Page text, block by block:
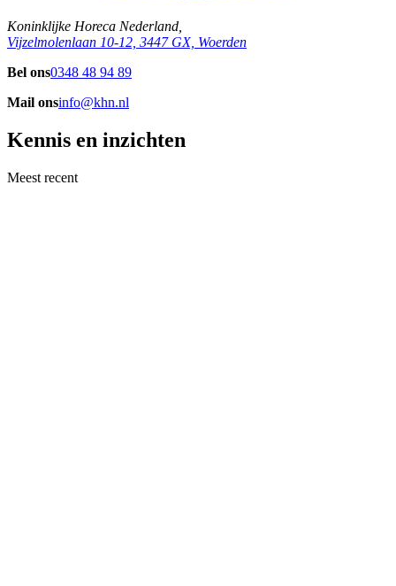
Koninklijke Horeca Nederland,
Vijzelmolenlaan 10-12, 3447 GX, Woerden
Bel ons0348 48 94 89
Mail onsinfo@khn.nl
Kennis en inzichten
Meest recent